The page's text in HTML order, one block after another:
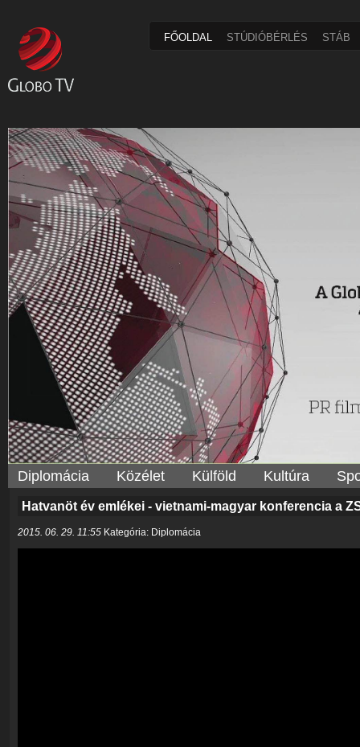
FŐOLDAL STÚDIÓBÉRLÉS STÁB
Diplomácia Közélet Külföld Kultúra
Hatvanöt év emlékei - vietnami-magyar konferencia a
2015. 06. 29. 11:55 Kategória: Diplomácia